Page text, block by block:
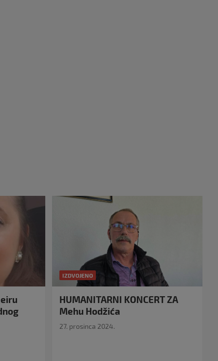
IZDVOJENO
HUMANITARNI KONCERT ZA
Mehu Hodžića
27. prosinca 2024.